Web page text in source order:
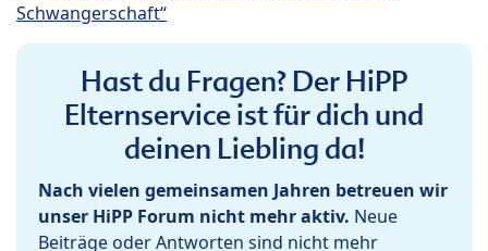
Schwangerschaft“
Hast du Fragen? Der HiPP
Elternservice ist für dich und
deinen Liebling da!
Nach vielen gemeinsamen Jahren betreuen wir
unser HiPP Forum nicht mehr aktiv. Neue
Beiträge oder Antworten sind nicht mehr